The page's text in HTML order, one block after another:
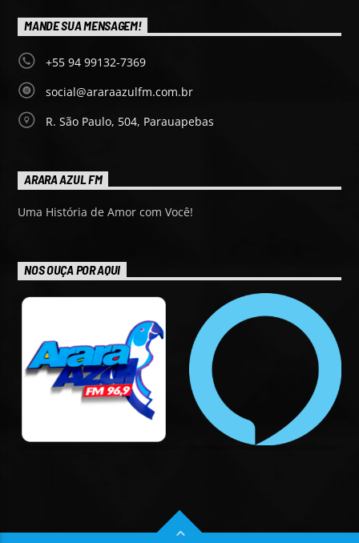
MANDE SUA MENSAGEM!
+55 94 99132-7369
social@araraazulfm.com.br
R. São Paulo, 504, Parauapebas
ARARA AZUL FM
Uma História de Amor com Você!
NOS OUÇA POR AQUI